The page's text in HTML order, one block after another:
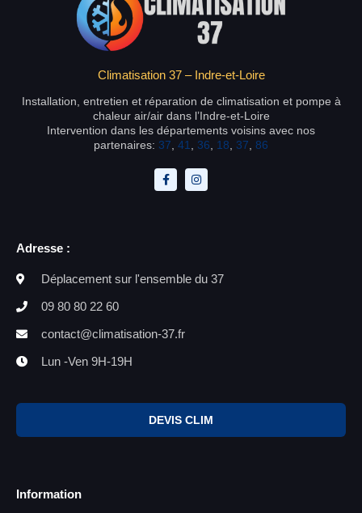
Climatisation 37 – Indre-et-Loire
Installation, entretien et réparation de climatisation et pompe à
chaleur air/air dans l’Indre-et-Loire
Intervention dans les départements voisins avec nos
partenaires: 37 41 36 18 37 86
Adresse :
Déplacement sur l'ensemble du 37
09 80 80 22 60
contact@climatisation-37.fr
Lun -Ven 9H-19H
DEVIS CLIM
Information